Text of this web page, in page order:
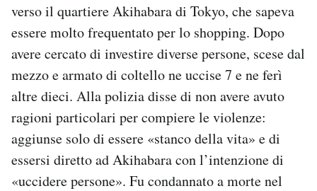
verso il quartiere Akihabara di Tokyo, che sapeva
essere molto frequentato per lo shopping. Dopo
avere cercato di investire diverse persone, scese dal
mezzo e armato di coltello ne uccise 7 e ne ferì
altre dieci. Alla polizia disse di non avere avuto
ragioni particolari per compiere le violenze:
aggiunse solo di essere «stanco della vita» e di
essersi diretto ad Akihabara con l’intenzione di
«uccidere persone». Fu condannato a morte nel